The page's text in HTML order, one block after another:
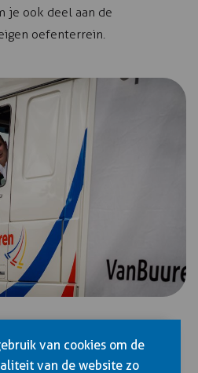
je ook deel aan de
oefenterrein.
van cookies om de
van de website zo